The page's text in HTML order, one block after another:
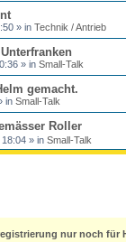
» in Technik / Antrieb
» in Small-Talk
gemacht.
in Small-Talk
Roller
18:04 » in Small-Talk
nur noch für